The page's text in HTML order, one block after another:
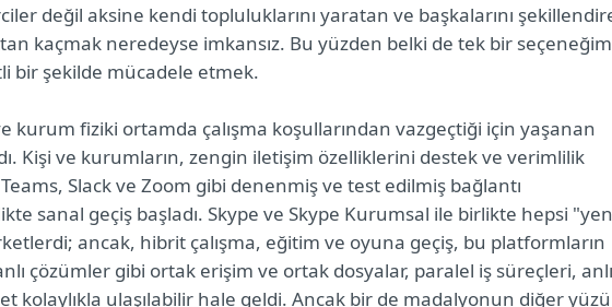
değil aksine kendi topluluklarını yaratan ve başkalarını
kaçmak neredeyse imkansız. Bu yüzden belki de tek bir
bir şekilde mücadele etmek.
kurum fiziki ortamda çalışma koşullarından vazgeçtiği için yaşanan
Kişi ve kurumların, zengin iletişim özelliklerini destek ve verimlilik
Slack ve Zoom gibi denenmiş ve test edilmiş bağlantı
sanal geçiş başladı. Skype ve Skype Kurumsal ile birlikte hepsi
ancak, hibrit çalışma, eğitim ve oyuna geçiş, bu platformların
çözümler gibi ortak erişim ve ortak dosyalar, paralel iş süreçleri,
kolaylıkla ulaşılabilir hale geldi. Ancak bir de madalyonun diğer yüzü